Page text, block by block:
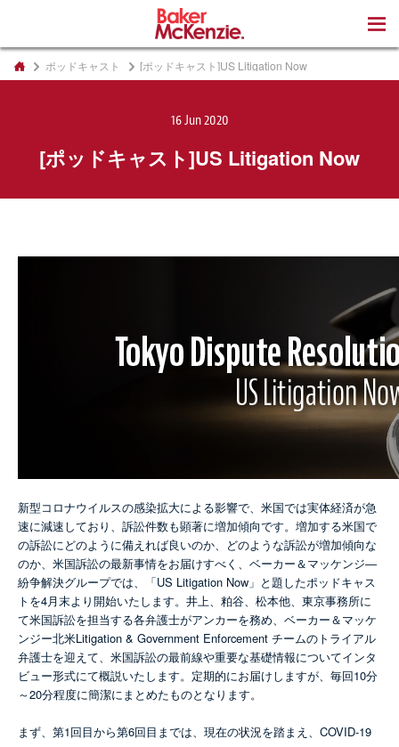
ポッドキャスト [ポッドキャスト]US Litigation Now
16 Jun 2020
[ポッドキャスト]US Litigation Now
新型コロナウイルスの感染拡大による影響で、米国では実体経済が急
速に減速しており、訴訟件数も顕著に増加傾向です。増加する米国で
の訴訟にどのように備えれば良いのか、どのような訴訟が増加傾向な
のか、米国訴訟の最新事情をお届けすべく、ベーカー＆マッケンジ―
紛争解決グループでは、「US Litigation Now」と題したポッドキャス
トを4月末より開始いたします。井上、粕谷、松本他、東京事務所に
て米国訴訟を担当する各弁護士がアンカーを務め、ベーカー＆マッケ
ンジー北米Litigation & Government Enforcement チームのトライアル
弁護士を迎えて、米国訴訟の最前線や重要な基礎情報についてインタ
ビュー形式にて概説いたします。定期的にお届けしますが、毎回10分
～20分程度に簡潔にまとめたものとなります。
まず、第1回目から第6回目までは、現在の状況を踏まえ、COVID-19